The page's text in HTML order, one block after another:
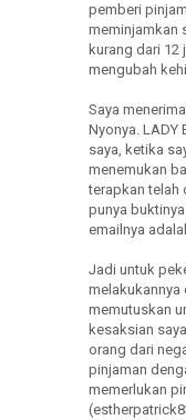
pemberi
meminjamkan
kurang dari 12
mengubah
Saya
Nyonya. LADY
saya, ketika
menemukan
terapkan telah
punya
emailnya
Jadi untuk
melakukannya
memutuskan
kesaksian
orang dari
pinjaman
memerlukan